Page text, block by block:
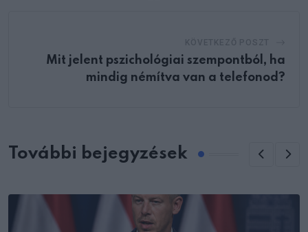
Mit jelent pszichológiai szempontból, ha
mindig némítva van a telefonod?
További bejegyzések